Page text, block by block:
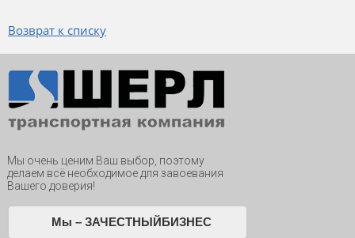
Возврат к списку
Мы очень ценим Ваш выбор, поэтому
делаем всё необходимое для завоевания
Вашего доверия!
Мы – ЗАЧЕСТНЫЙБИЗНЕС